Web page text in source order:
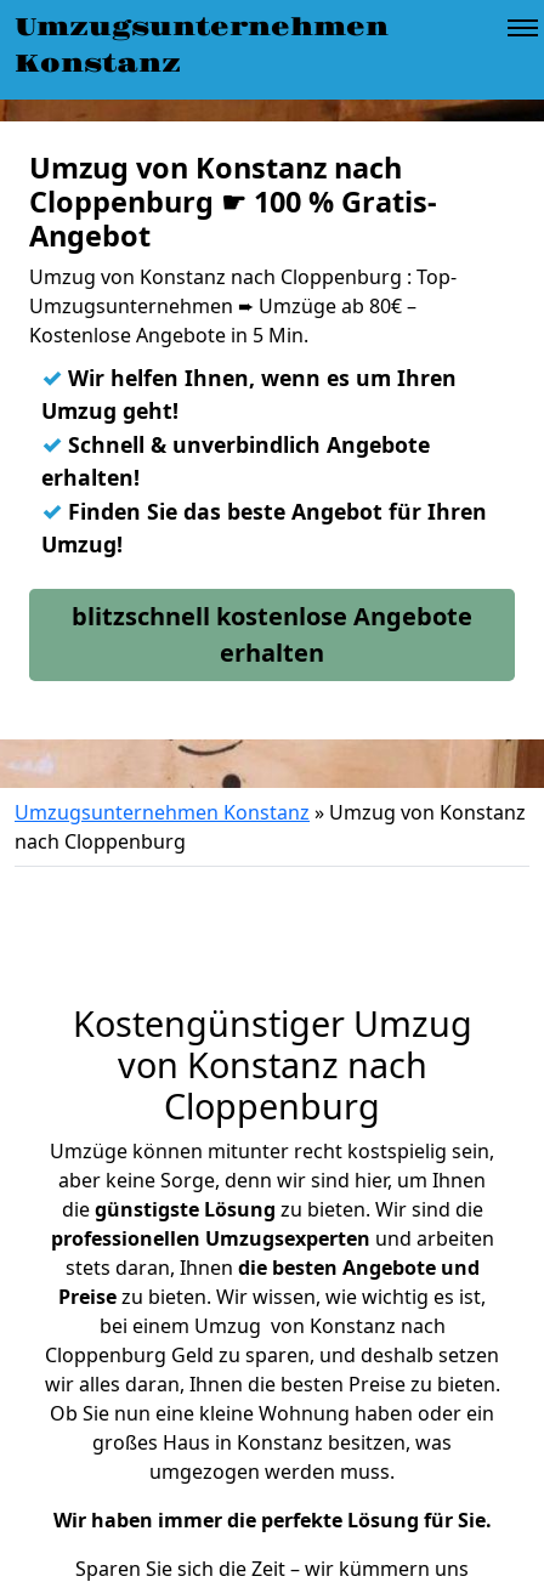
Umzugsunternehmen
Konstanz
Umzug von Konstanz nach
Cloppenburg ☛ 100 % Gratis-
Angebot
Umzug von Konstanz nach Cloppenburg : Top-
Umzugsunternehmen ➨ Umzüge ab 80€ –
Kostenlose Angebote in 5 Min.
✓ Wir helfen Ihnen, wenn es um Ihren
Umzug geht!
✓ Schnell & unverbindlich Angebote
erhalten!
✓ Finden Sie das beste Angebot für Ihren
Umzug!
blitzschnell kostenlose Angebote
erhalten
Umzugsunternehmen Konstanz » Umzug von Konstanz
nach Cloppenburg
Kostengünstiger Umzug
von Konstanz nach
Cloppenburg
Umzüge können mitunter recht kostspielig sein,
aber keine Sorge, denn wir sind hier, um Ihnen
diegünstigste Lösung zu bieten. Wir sind die
professionellen Umzugsexperten und arbeiten
stets daran, Ihnen die besten Angebote und
Preisezu bieten. Wir wissen, wie wichtig es ist,
bei einem Umzug von Konstanz nach
Cloppenburg Geld zu sparen, und deshalb setzen
wir alles daran, Ihnen die besten Preise zu bieten.
Ob Sie nun eine kleine Wohnung haben oder ein
großes Haus in Konstanz besitzen, was
umgezogen werden muss.
Wir haben immer die perfekte Lösung für Sie.
Sparen Sie sich die Zeit – wir kümmern uns